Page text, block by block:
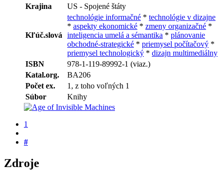
Krajina
US - Spojené štáty
Kľúč.slová
technológie informačné * technológie v dizajne
* aspekty ekonomické * zmeny organizačné *
inteligencia umelá a sémantika * plánovanie
obchodné-strategické * priemysel počítačový *
priemysel technologický * dizajn multimediálny
ISBN
978-1-119-89992-1 (viaz.)
Katal.org.
BA206
Počet ex.
1, z toho voľných 1
Súbor
Knihy
1
#
Zdroje